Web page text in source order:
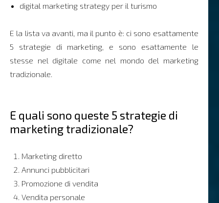
digital marketing strategy per il turismo
E la lista va avanti, ma il punto è: ci sono esattamente
5 strategie di marketing, e sono esattamente le
stesse nel digitale come nel mondo del marketing
tradizionale.
E quali sono queste 5 strategie di
marketing tradizionale?
Marketing diretto
Annunci pubblicitari
Promozione di vendita
Vendita personale